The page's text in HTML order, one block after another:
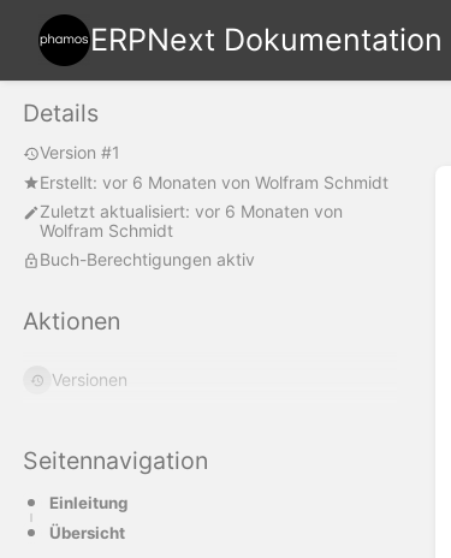
ERPNext Dokumentation
Details
Version #1
Erstellt: vor 6 Monaten von Wolfram Schmidt
Zuletzt aktualisiert: vor 6 Monaten von
Wolfram Schmidt
Buch-Berechtigungen aktiv
Aktionen
Versionen
Seitennavigation
Einleitung
Übersicht